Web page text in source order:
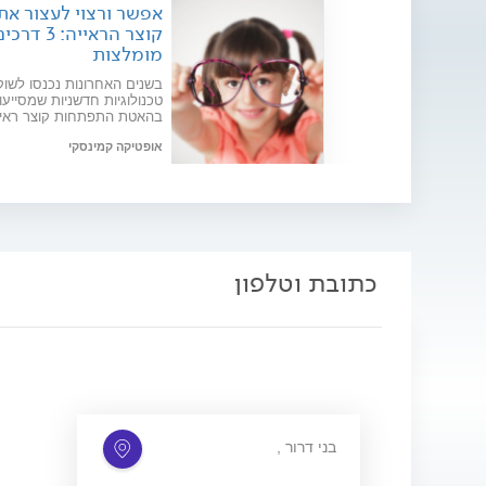
אפשר ורצוי לעצור
קוצר הראייה: 3
מומלצות
בשנים האחרונות נכנסו
טכנולוגיות חדשניות
בהאטת התפתחות קוצר
את קוצר הראייה במספר
אופטיקה קמינסקי
כתובת וטלפון
, בני דרור